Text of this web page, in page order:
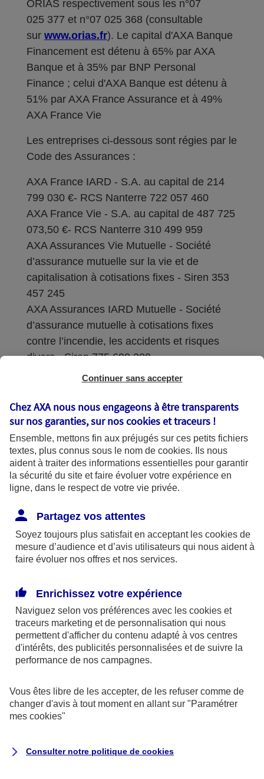
ORIAS respectivement sous les n°07
025 377 et n°07 025 368 (consultable
sur www.orias.fr). Le capital d'AXA Banque
Financement est détenu à 65% par AXA
Banque et à 35% par BNP Personal
Finance ; celui d'AXA Banque est détenu à
51% par AXA France Assurance et à 49%
AXA France Vie
Les entreprises ci-dessous sont régies par le
Code des Assurances :
AXA France IARD - S.A. au capital de 214
799 030 €- RCS Nanterre 722 057 460
AXA France Vie - S.A. au capital de 487 725
073,50 €- RCS Nanterre 310 499 959
AXA Assurances Vie Mutuelle - Société
d’assurance mutuelle sur la vie et de
capitalisation à cotisations fixes - Siren 353
457 245
AXA Assurances IARD Mutuelle - Société
d’assurance mutuelle à cotisations fixes
contre l’incendie, les accidents et risques
divers - Siren 775 699 309
Sièges sociaux : 313 Terrasses de l’Arche –
Coordonnées de l'Autorité de contrôle
prudentiel et de résolution (ACPR) : - 4
Place de Budapest - CS 92459 - 75436
Paris Cedex 09. Le détail des procédures de
recours et de réclamation et les
disponibles sur le site axa.fr.
AXA France IARD et AXA France Vie sont
mandataires exclusifs en opérations de
246 et n°13 005 764 (consultable
surwww.orias.fr)
AXA Assistance France Assurances,
S.A au capital de 51 429 430,40 €,
Siège social :
8-10, rue Paul Vaillant Couturier
Continuer sans accepter
Chez AXA nous nous engageons à être transparents
sur nos garanties, sur noscookies et traceurs !
Ensemble, mettons fin aux préjugés sur ces petits fichiers
textes, plus connus sous le nom de cookies. Ils nous
aident à traiter des informations essentielles pour garantir
la sécurité du site et faire évoluer votre expérience en
ligne, dans le respect de votre vie privée.
Partagez vos attentes
Soyez toujours plus satisfait en acceptant les cookies de
mesure d’audience et d’avis utilisateurs qui nous aident à
faire évoluer nos offres et nos services.
Enrichissez votre expérience
Naviguez selon vos préférences avec les cookies et
traceurs marketing et de personnalisation qui nous
permettent d'afficher du contenu adapté à vos centres
d'intérêts, des publicités personnalisées et de suivre la
performance de nos campagnes.
Vous êtes libre de les accepter, de les refuser comme de
changer d'avis à tout moment en allant sur "Paramétrer
mes cookies"
Consulter notre politique de cookies